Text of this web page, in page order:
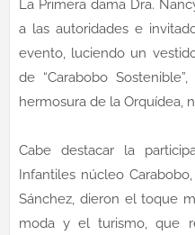
La Primera dama Dra.
a las autoridades e
evento, luciendo un
de “Carabobo
hermosura de la Orquídea,
Cabe destacar la
Infantiles núcleo
Sánchez, dieron el toque
moda y el turismo, que